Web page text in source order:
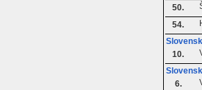
50.
54.
10.
6.